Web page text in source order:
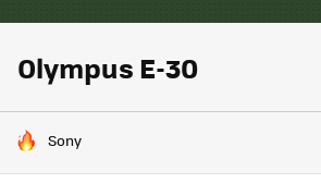
Olympus E-30
HOY SE HABLA DE
Sony